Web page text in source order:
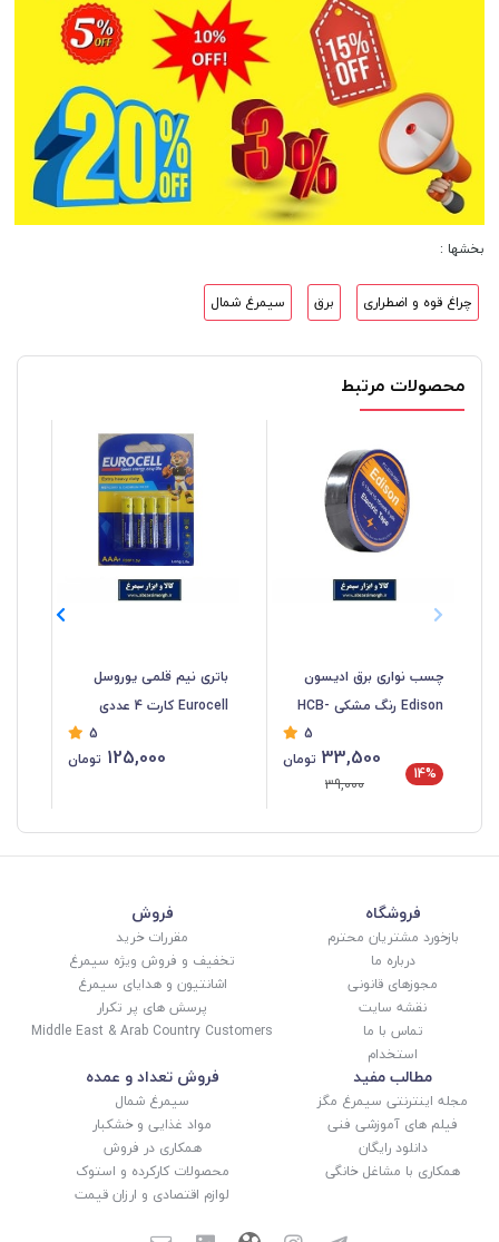
بخشها :
چراغ قوه و اضطراری برق سیمرغ شمال
محصولات مرتبط
چسب نواری برق ادیسون
Edison رنگ مشکی HCB-
5
14%
33,500 تومان
39,000
باتری نیم قلمی یوروسل
Eurocell کارت 4 عددی
5
125,000 تومان
فروشگاه
بازخورد مشتریان محترم
درباره ما
مجوزهای قانونی
نقشه سایت
تماس با ما
استخدام
فروش
مقررات خرید
تخفیف و فروش ویژه سیمرغ
اشانتیون و هدایای سیمرغ
پرسش های پر تکرار
Middle East & Arab Country Customers
مطالب مفید
مجله اینترنتی سیمرغ مگز
فیلم های آموزشی فنی
دانلود رایگان
همکاری با مشاغل خانگی
فروش تعداد و عمده
سیمرغ شمال
مواد غذایی و خشکبار
همکاری در فروش
محصولات کارکرده و استوک
لوازم اقتصادی و ارزان قیمت